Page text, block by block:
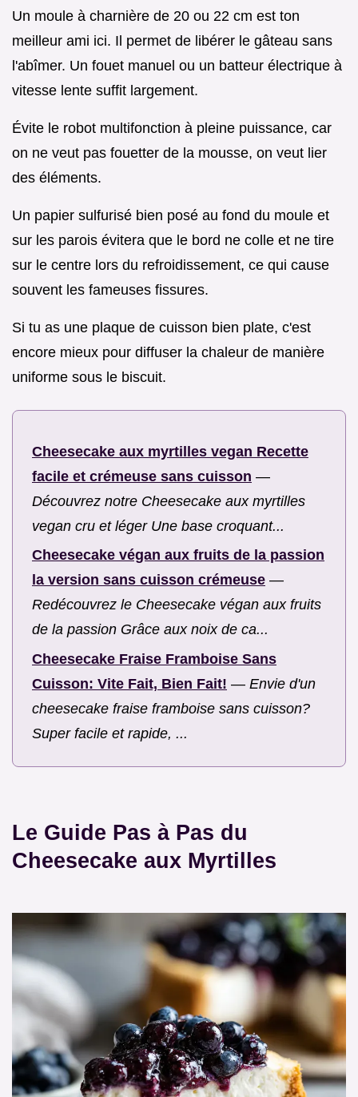
Un moule à charnière de 20 ou 22 cm est ton
meilleur ami ici. Il permet de libérer le gâteau sans
l'abîmer. Un fouet manuel ou un batteur électrique à
vitesse lente suffit largement.
Évite le robot multifonction à pleine puissance, car
on ne veut pas fouetter de la mousse, on veut lier
des éléments.
Un papier sulfurisé bien posé au fond du moule et
sur les parois évitera que le bord ne colle et ne tire
sur le centre lors du refroidissement, ce qui cause
souvent les fameuses fissures.
Si tu as une plaque de cuisson bien plate, c'est
encore mieux pour diffuser la chaleur de manière
uniforme sous le biscuit.
Cheesecake aux myrtilles vegan Recette
facile et crémeuse sans cuisson —
Découvrez notre Cheesecake aux myrtilles
vegan cru et léger Une base croquant...
Cheesecake végan aux fruits de la passion
la version sans cuisson crémeuse —
Redécouvrez le Cheesecake végan aux fruits
de la passion Grâce aux noix de ca...
Cheesecake Fraise Framboise Sans
Cuisson: Vite Fait, Bien Fait! — Envie d'un
cheesecake fraise framboise sans cuisson?
Super facile et rapide, ...
Le Guide Pas à Pas du
Cheesecake aux Myrtilles